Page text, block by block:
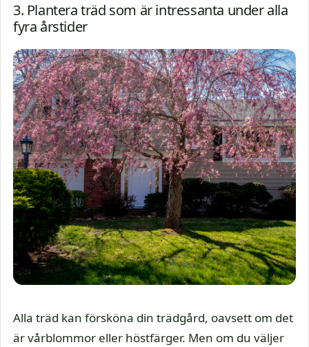
3. Plantera träd som är intressanta under alla
fyra årstider
Alla träd kan försköna din trädgård, oavsett om det
är vårblommor eller höstfärger. Men om du väljer